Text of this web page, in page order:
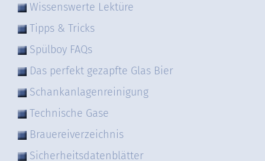
Wissenswerte Lektüre
Tipps & Tricks
Spülboy FAQs
Das perfekt gezapfte Glas Bier
Schankanlagenreinigung
Technische Gase
Brauereiverzeichnis
Sicherheitsdatenblätter